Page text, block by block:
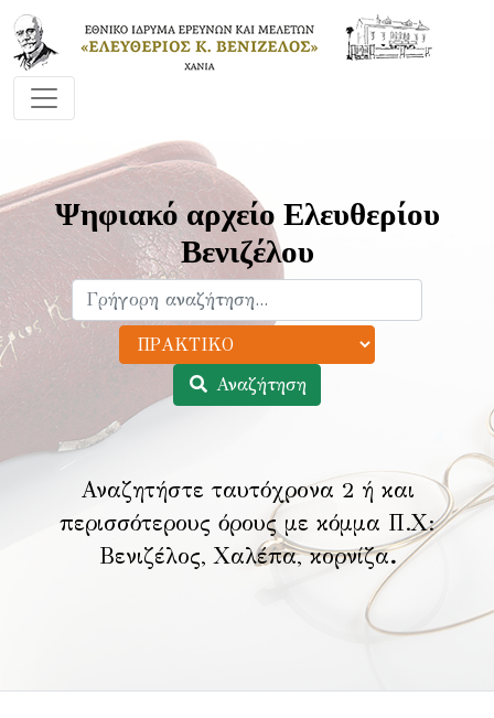
Ψηφιακό αρχείο Ελευθερίου
Βενιζέλου
Αναζήτηση
Αναζητήστε ταυτόχρονα 2 ή και
περισσότερους όρους με κόμμα Π.Χ:
Βενιζέλος, Χαλέπα, κορνίζα.